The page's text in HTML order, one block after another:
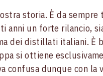
storia. È da
anni un forte rilancio,
dei distillati italiani. È
si ottiene
confusa dunque con la